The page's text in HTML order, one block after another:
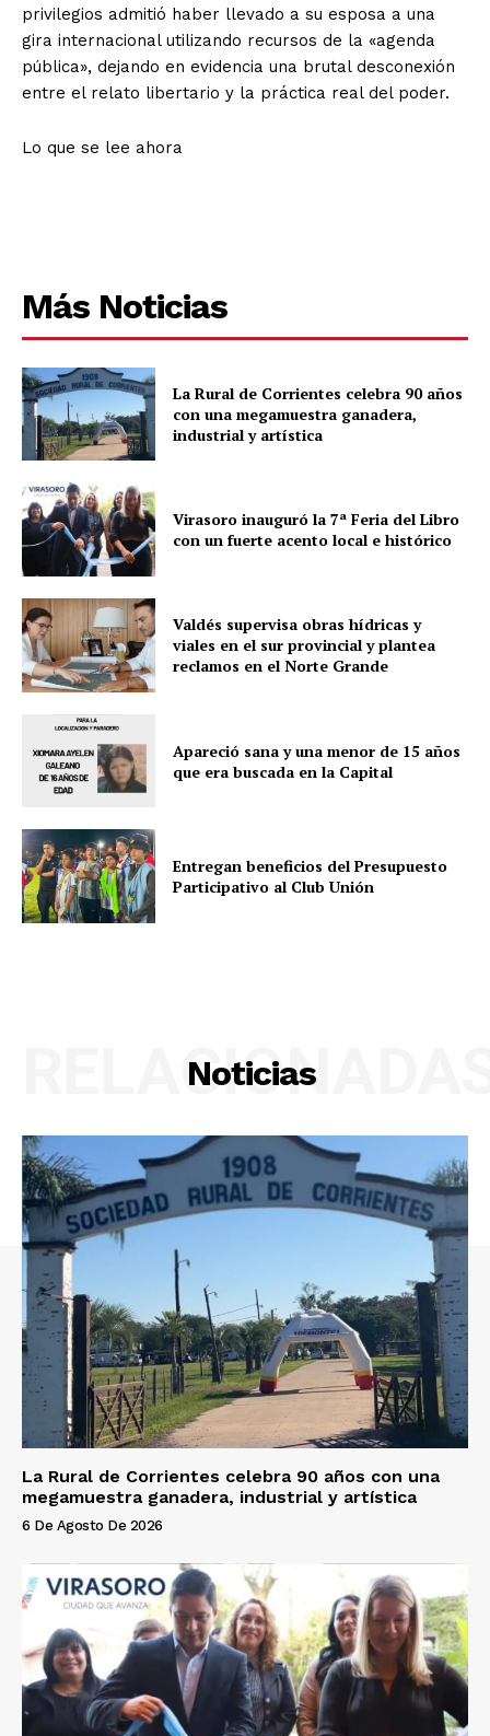
privilegios admitió haber llevado a su esposa a una
gira internacional utilizando recursos de la «agenda
pública», dejando en evidencia una brutal desconexión
entre el relato libertario y la práctica real del poder.
Lo que se lee ahora
Más Noticias
La Rural de Corrientes celebra 90 años
con una megamuestra ganadera,
industrial y artística
Virasoro inauguró la 7ª Feria del Libro
con un fuerte acento local e histórico
Valdés supervisa obras hídricas y
viales en el sur provincial y plantea
reclamos en el Norte Grande
Apareció sana y una menor de 15 años
que era buscada en la Capital
Entregan beneficios del Presupuesto
Participativo al Club Unión
Noticias
La Rural de Corrientes celebra 90 años con una
megamuestra ganadera, industrial y artística
6 De Agosto De 2026